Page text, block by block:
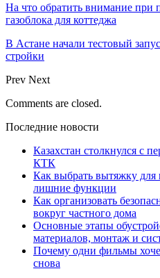
На что обратить внимание при
газоблока для коттеджа
В Астане начали тестовый
стройки
Prev Next
Comments are closed.
Последние новости
Казахстан столкнулся с
КТК
Как выбрать вытяжку для
лишние функции
Как организовать
вокруг частного дома
Основные этапы
материалов, монтаж и
Почему одни фильмы
снова